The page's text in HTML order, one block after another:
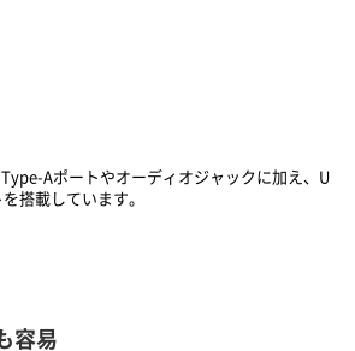
Aポートやオーディオジャックに加え、U
搭載しています。
容易